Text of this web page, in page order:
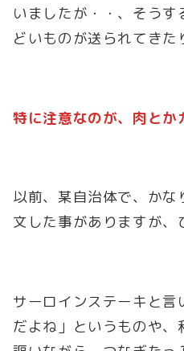
いましたが・・、そう
どいものが送られてきた
特に注意なのが、肉とか
以前、某自治体で、か
文した事がありますが、
サーロインステーキと
だよね」というものや